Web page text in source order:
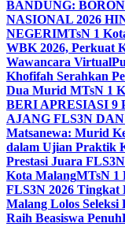
BANDUNG:
NASIONAL 2026
NEGERIMTsN 1
WBK 2026, Perkuat
Wawancara Virtual
Khofifah Serahkan
Dua Murid MTsN 1
BERI APRESIASI 9
AJANG FLS3N DAN
Matsanewa: Murid
dalam Ujian Praktik
Prestasi Juara
Kota MalangMTsN 1
FLS3N 2026 Tingkat
Malang Lolos
Raih Beasiswa Penuh